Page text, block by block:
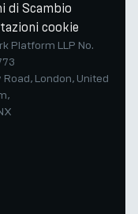
di Scambio
cookie
Platform LLP No.
Road, London, United